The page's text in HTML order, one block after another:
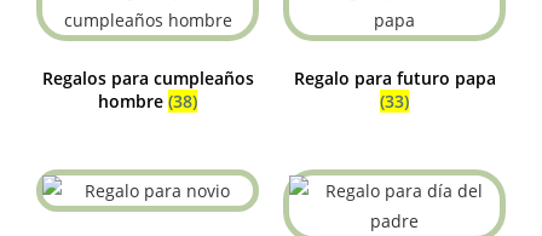
Regalos para cumpleaños
hombre (38)
Regalo para futuro papa
(33)